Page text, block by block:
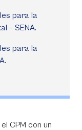
para la
– SENA.
para la
CPM con un